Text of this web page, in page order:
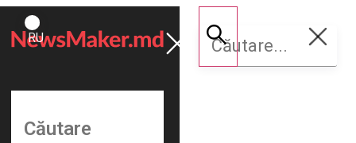
ROMÂNĂ
RU
Susține
NM